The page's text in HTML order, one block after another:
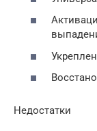
Недостатки